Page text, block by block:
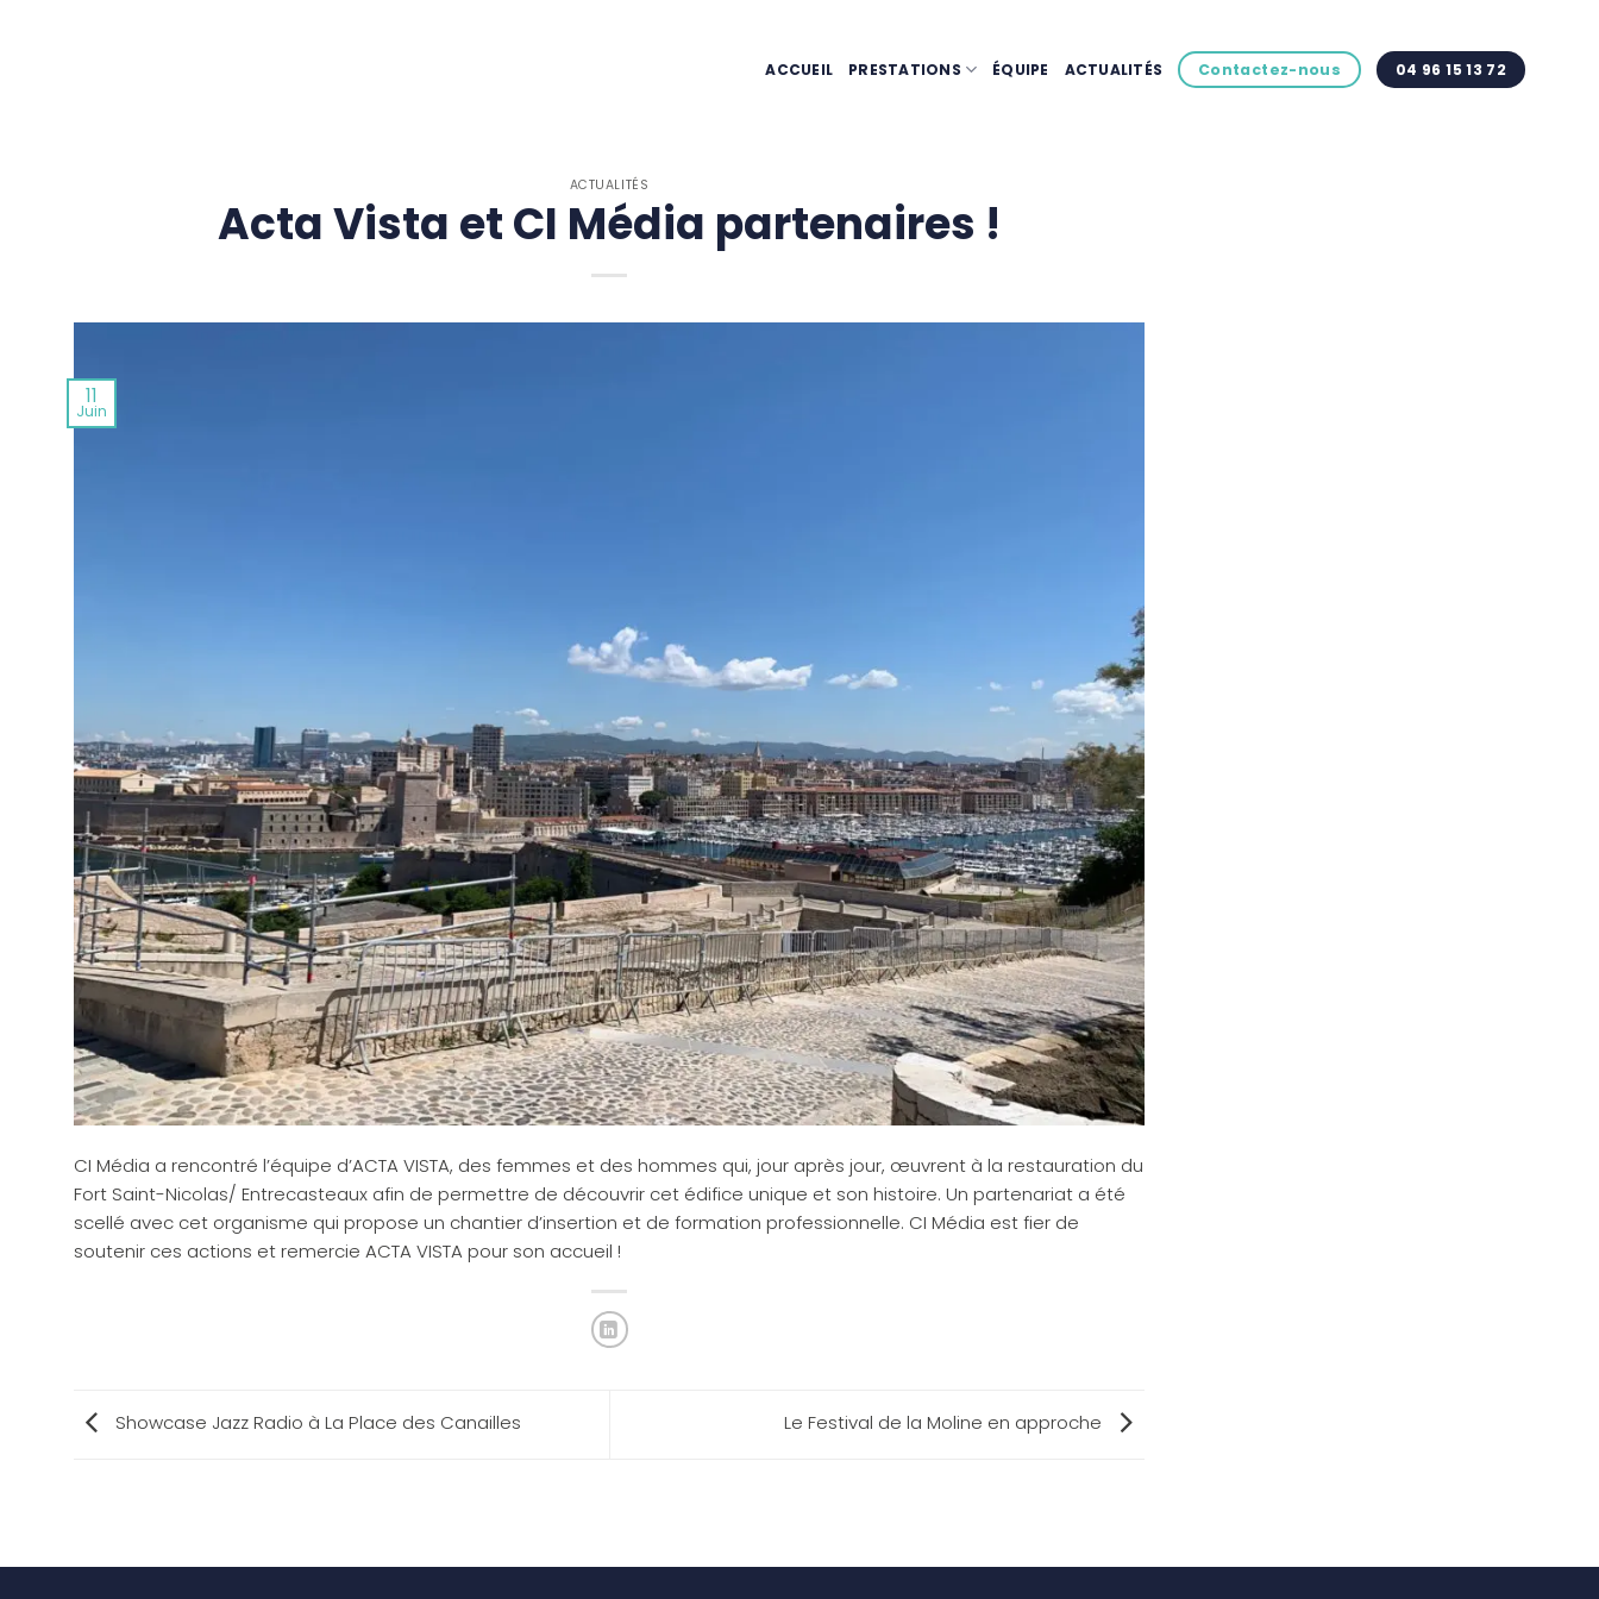
ACCUEIL PRESTATIONS ÉQUIPE ACTUALITÉS Contactez-nous 04 96 15 13 72
ACTUALITÉS
Acta Vista et CI Média partenaires !
11
Juin
CI Média a rencontré l’équipe d’ACTA VISTA, des femmes et des hommes qui, jour après jour, œuvrent à la restauration du
Fort Saint-Nicolas/ Entrecasteaux afin de permettre de découvrir cet édifice unique et son histoire. Un partenariat a été
scellé avec cet organisme qui propose un chantier d’insertion et de formation professionnelle. CI Média est fier de
soutenir ces actions et remercie ACTA VISTA pour son accueil !
Showcase Jazz Radio à La Place des Canailles Le Festival de la Moline en approche